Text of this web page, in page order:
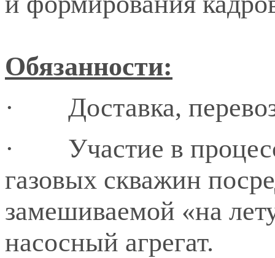
Обязанности:
· Доставка,
· Участие в
газовых скважин
замешиваемой «на
насосный агрегат.